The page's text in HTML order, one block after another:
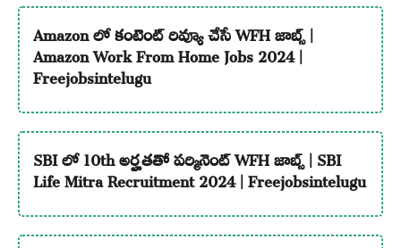
Amazon లో కంటెంట్ రివ్యూ చేసే WFH జాబ్స్ |
Amazon Work From Home Jobs 2024 |
Freejobsintelugu
SBI లో 10th అర్హతతో పర్మినెంట్ WFH జాబ్స్ | SBI
Life Mitra Recruitment 2024 | Freejobsintelugu